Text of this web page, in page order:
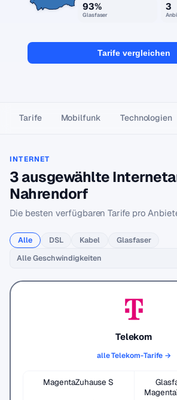
93%
Glasfaser
3
Tarife vergleichen
Tarife Mobilfunk Technologien
INTERNET
3 ausgewählte
Nahrendorf
Die besten verfügbaren Tarife pro
Alle DSL Kabel Glasfaser
Telekom
alle Telekom-Tarife →
MagentaZuhause S